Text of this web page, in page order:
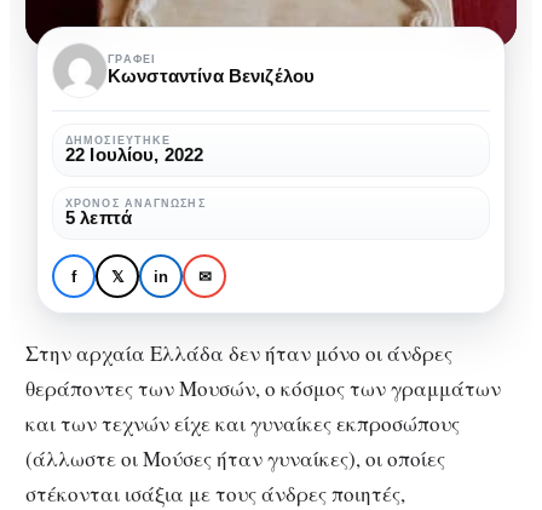
Γυναίκες ποιήτριες της
Αρχαίας Ελλάδας
Γυναίκες
ποιήτριες
της
Αρχαίας
Ελλάδας
ΓΡΆΦΕΙ
Κωνσταντίνα Βενιζέλου
ΔΗΜΟΣΙΕΎΤΗΚΕ
22 Ιουλίου, 2022
ΧΡΌΝΟΣ ΑΝΆΓΝΩΣΗΣ
5 λεπτά
f 𝕏 in ✉
Στην αρχαία Ελλάδα δεν ήταν μόνο οι άνδρες
θεράποντες των Μουσών, ο κόσμος των γραμμάτων
και των τεχνών είχε και γυναίκες εκπροσώπους
(άλλωστε οι Μούσες ήταν γυναίκες), οι οποίες
στέκονται ισάξια με τους άνδρες ποιητές,